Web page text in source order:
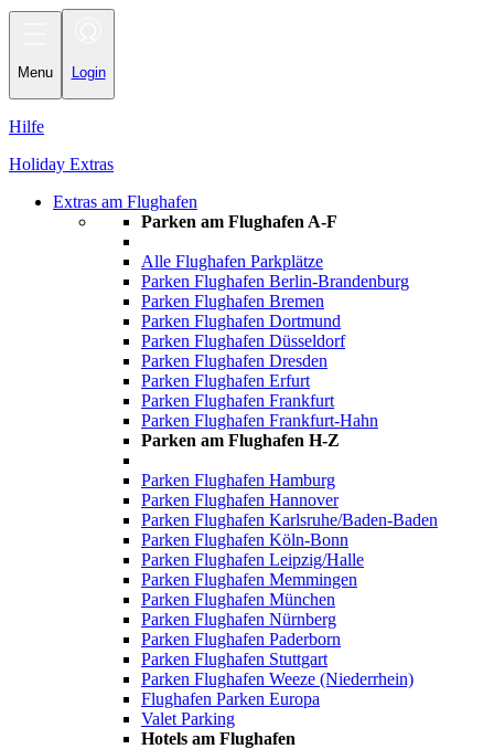
Menu Login
Hilfe
Holiday Extras
Extras am Flughafen
Parken am Flughafen A-F
Alle Flughafen Parkplätze
Parken Flughafen Berlin-Brandenburg
Parken Flughafen Bremen
Parken Flughafen Dortmund
Parken Flughafen Düsseldorf
Parken Flughafen Dresden
Parken Flughafen Erfurt
Parken Flughafen Frankfurt
Parken Flughafen Frankfurt-Hahn
Parken am Flughafen H-Z
Parken Flughafen Hamburg
Parken Flughafen Hannover
Parken Flughafen Karlsruhe/Baden-Baden
Parken Flughafen Köln-Bonn
Parken Flughafen Leipzig/Halle
Parken Flughafen Memmingen
Parken Flughafen München
Parken Flughafen Nürnberg
Parken Flughafen Paderborn
Parken Flughafen Stuttgart
Parken Flughafen Weeze (Niederrhein)
Flughafen Parken Europa
Valet Parking
Hotels am Flughafen